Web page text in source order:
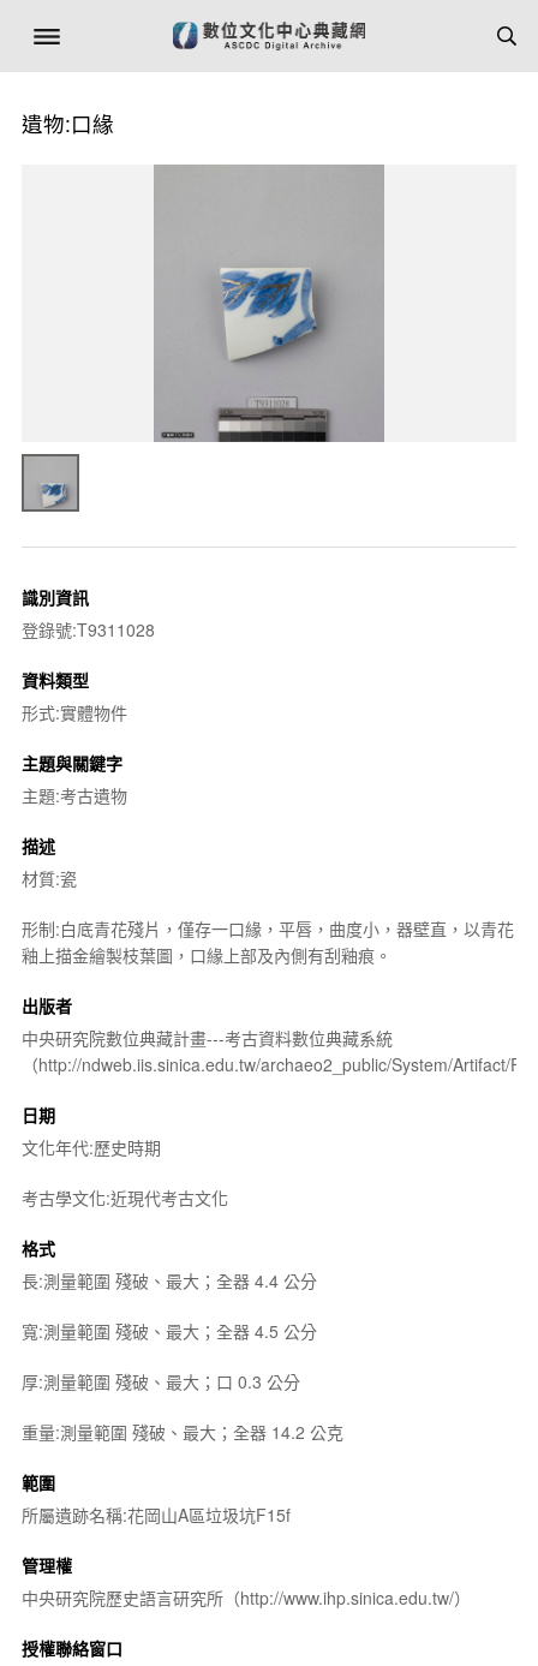
遺物:口緣
識別資訊
登錄號:T9311028
資料類型
形式:實體物件
主題與關鍵字
主題:考古遺物
描述
材質:瓷
形制:白底青花殘片，僅存一口緣，平唇，曲度小，器壁直，以青花
釉上描金繪製枝葉圖，口緣上部及內側有刮釉痕。
出版者
中央研究院數位典藏計畫---考古資料數位典藏系統
（http://ndweb.iis.sinica.edu.tw/archaeo2_public/System/Artifact/
日期
文化年代:歷史時期
考古學文化:近現代考古文化
格式
長:測量範圍 殘破、最大；全器 4.4 公分
寬:測量範圍 殘破、最大；全器 4.5 公分
厚:測量範圍 殘破、最大；口 0.3 公分
重量:測量範圍 殘破、最大；全器 14.2 公克
範圍
所屬遺跡名稱:花岡山A區垃圾坑F15f
管理權
中央研究院歷史語言研究所（http://www.ihp.sinica.edu.tw/）
授權聯絡窗口